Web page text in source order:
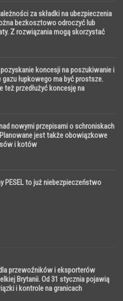
za składki na ubezpieczenia
bezkosztowo odroczyć lub
Z rozwiązania mogą skorzystać
koncesji na poszukiwanie i
łupkowego ma być prostsze.
też przedłużyć koncesję na
nowymi przepisami o schroniskach
jest także obowiązkowe
i kotów
PESEL to już niebezpieczeństwo
przewoźników i eksporterów
Brytanii. Od 31 stycznia pojawią
i kontrole na granicach